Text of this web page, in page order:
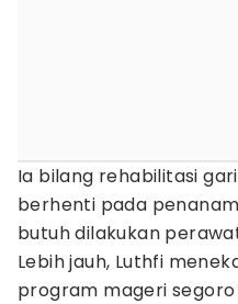
Ia bilang rehabilitasi
berhenti pada
butuh dilakukan
Lebih jauh, Luthfi
program mageri